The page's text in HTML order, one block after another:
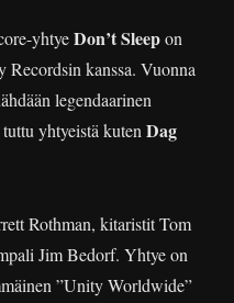
yhtyeDon’t Sleepon
kanssa. Vuonna
legendaarinen
yhtyeistä kuten Dag
Rothman, kitaristit Tom
Jim Bedorf. Yhtye on
”Unity Worldwide”